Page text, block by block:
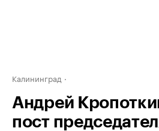
Калининград
Андрей
пост